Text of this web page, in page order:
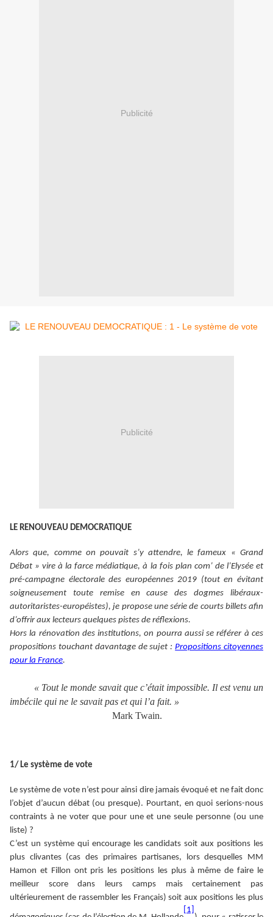
Publicité
Publicité
LE RENOUVEAU DEMOCRATIQUE
Alors que, comme on pouvait s’y attendre, le fameux « Grand
Débat » vire à la farce médiatique, à la fois plan com’ de l’Elysée et
pré-campagne électorale des européennes 2019 (tout en évitant
soigneusement toute remise en cause des dogmes libéraux-
autoritaristes-européistes), je propose une série de courts billets afin
d’offrir aux lecteurs quelques pistes de réflexions.
Hors la rénovation des institutions, on pourra aussi se référer à ces
propositions touchant davantage de sujet :Propositions citoyennes
pour la France.
« Tout le monde savait que c’était impossible. Il est venu un
imbécile qui ne le savait pas et qui l’a fait. »
Mark Twain.
1/ Le système de vote
Le système de vote n’est pour ainsi dire jamais évoqué et ne fait donc
l’objet d’aucun débat (ou presque). Pourtant, en quoi serions-nous
contraints à ne voter que pour une et une seule personne (ou une
liste) ?
C’est un système qui encourage les candidats soit aux positions les
plus clivantes (cas des primaires partisanes, lors desquelles MM
Hamon et Fillon ont pris les positions les plus à même de faire le
meilleur score dans leurs camps mais certainement pas
ultérieurement de rassembler les Français) soit aux positions les plus
[1]